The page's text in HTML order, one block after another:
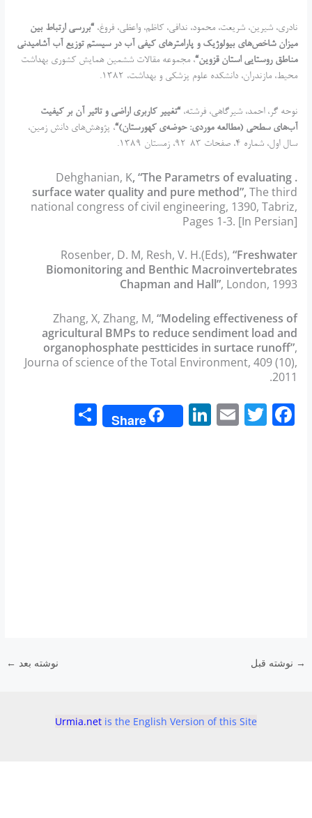
نادری، شیرین، شریعت، محمود، ندافی، کاظم، واعظی، فروغ،“بررسی ارتباط بین
میزان شاخص‌های بیولوژیک و پارامترهای کیفی آب در سیستم توزیع آب آشامیدنی
مناطق روستایی استان قزوین“، مجموعه مقالات ششمین همایش کشوری بهداشت
محیط، مازندران، دانشکده علوم پزشکی و بهداشت، 1382.
نوحه گر، احمد، شیرگاهی، فرشته،“تغییر کاربری اراضی و تاثیر آن بر کیفیت
آب‌های سطحی(مطالعه موردی:حوضه‌ی کهورستان)
“، پژوهش‌های دانش زمین،
سال اول، شماره 4، صفحات 83-92، زمستان 1389.
.
Dehghanian, K
, “The Parametrs of evaluating
surface water quality and pure method”, The third
national congress of civil engineering, 1390, Tabriz,
Pages 1-3. [In Persian]
Rosenber, D. M, Resh, V. H.(Eds), “Freshwater
Biomonitoring and Benthic Macroinvertebrates
Chapman and Hall”, London, 1993
Zhang, X, Zhang, M, “Modeling effectiveness of
agricultural BMPs to reduce sendiment load and
organophosphate pestticides in surtace runoff”,
Journa of science of the Total Environment, 409 (10),
2011.
F
T
E
Li
n
Share
→ نوشته قبل نوشته بعد ←
Urmia.net is the English Version of this Site